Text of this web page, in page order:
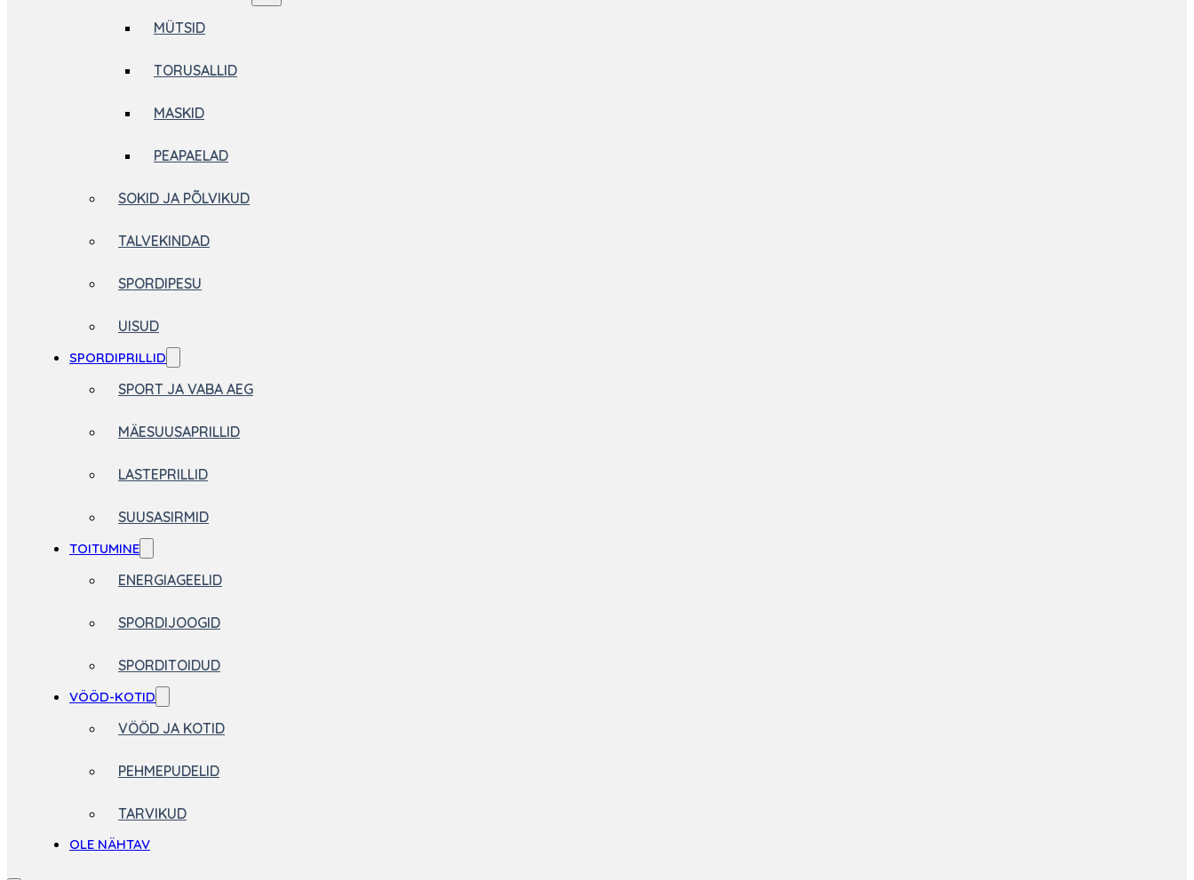
MÜTSID
TORUSALLID
MASKID
PEAPAELAD
SOKID JA PÕLVIKUD
TALVEKINDAD
SPORDIPESU
UISUD
SPORDIPRILLID
SPORT JA VABA AEG
MÄESUUSAPRILLID
LASTEPRILLID
SUUSASIRMID
TOITUMINE
ENERGIAGEELID
SPORDIJOOGID
SPORDITOIDUD
VÖÖD-KOTID
VÖÖD JA KOTID
PEHMEPUDELID
TARVIKUD
OLE NÄHTAV